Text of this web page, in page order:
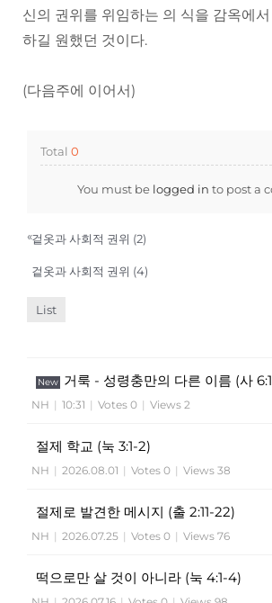
신의 권위를 위임하는 의 식을 감옥에
하길 원했던 것이다.
(다음주에 이어서)
Total 0
You must be logged in to post a
«겉옷과 사회적 권위 (2)
겉옷과 사회적 권위 (4)
List
New 거룩 - 성령충만의 다른 이름 (사
NH | 10:31 | Votes 0 | Views 2
절제 학교 (눅 3:1-2)
NH | 2026.08.01 | Votes 0 | Views 38
절제로 발견한 메시지 (출 2:11-22)
NH | 2026.07.25 | Votes 0 | Views 76
떡으로만 살 것이 아니라 (눅 4:1-4)